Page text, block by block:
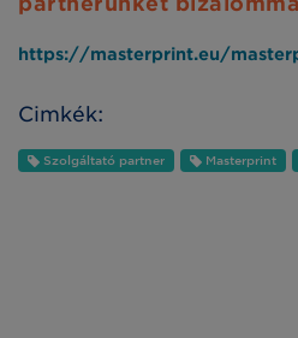
https://masterprint.eu/
Cimkék:
Szolgáltató partner Masterprint